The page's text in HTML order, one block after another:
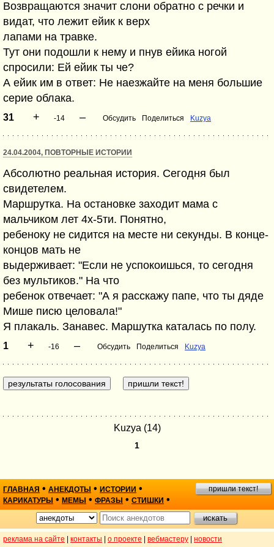
Возвращаются значит слони обратно с речки и
видат, что лежит ейик к верх
лапами на травке.
Тут они подошли к нему и пнув ейика ногой
спросили: Ей ейик ты че?
А ейик им в ответ: Не наезжайте на меня большие
серие облака.
31 + -14 – Обсудить Поделиться Kuzya
24.04.2004, ПОВТОРНЫЕ ИСТОРИИ
Абсолютно реальная история. Сегодня был
свидетелем.
Маршрутка. На остановке заходит мама с
мальчиком лет 4х-5ти. Понятно,
ребеноку не сидится на месте ни секунды. В конце-
концов мать не
выдерживает: "Если не успокоишься, то сегодня
без мультиков." На что
ребенок отвечает: "А я расскажу папе, что ты дяде
Мише писю целовала!"
Я плакаль. Занавес. Маршутка каталась по полу.
1 + -16 – Обсудить Поделиться Kuzya
Kuzya (14)
1
ГЛАВНАЯ • АНЕКДОТЫ • ИСТОРИИ •
КАРИКАТУРЫ • МЕМЫ • ФРАЗЫ • СТИШКИ •
пришли текст!
реклама на сайте контакты о проекте вебмастеру новости